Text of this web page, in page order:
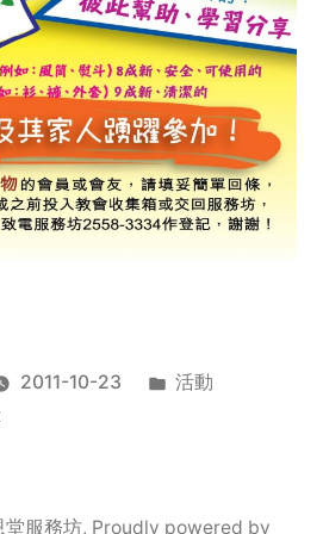
2011-10-23
Posted
活動
on
服
堂服務坊, Proudly powered by